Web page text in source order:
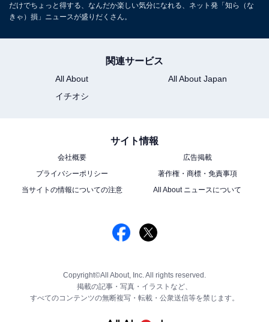
だけでちょっと得する、なんだか楽しい気分になれる、ネット発「知ら（な
きゃ）損」ニュースが盛りだくさん。
関連サービス
All About
All About Japan
イチオシ
サイト情報
会社概要
広告掲載
プライバシーポリシー
著作権・商標・免責事項
当サイトの情報についての注意
All About ニュースについて
Copyright©All About, Inc. All rights reserved.
掲載の記事・写真・イラストなど、
すべてのコンテンツの無断複写・転載・公衆送信等を禁じます。